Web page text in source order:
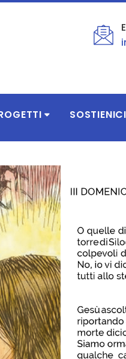
SOSTIENICI